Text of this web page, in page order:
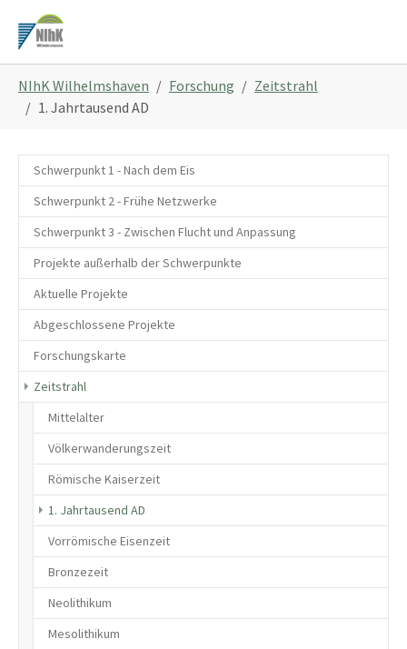
Hauptinhalt
springen
sind
hier:
NIhK Wilhelmshaven Forschung
Zeitstrahl
1. Jahrtausend AD
Schwerpunkt 1 - Nach dem Eis
Schwerpunkt 2 - Frühe Netzwerke
Schwerpunkt 3 - Zwischen Flucht und Anpassung
Projekte außerhalb der Schwerpunkte
Aktuelle Projekte
Abgeschlossene Projekte
Forschungskarte
Zeitstrahl
Mittelalter
Völkerwanderungszeit
Römische Kaiserzeit
1. Jahrtausend AD
Vorrömische Eisenzeit
Bronzezeit
Neolithikum
Mesolithikum